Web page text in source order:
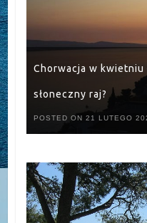
Chorwacja w kwietniu
słoneczny raj?
POSTED ON 21 LUTEGO